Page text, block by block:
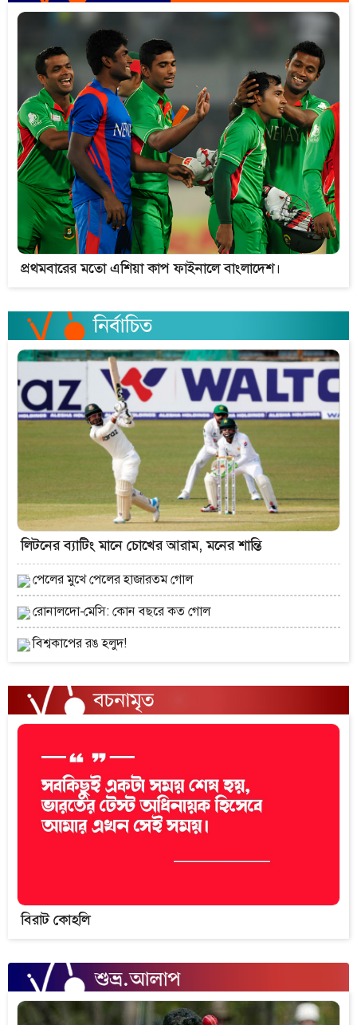
প্রথমবারের মতো এশিয়া কাপ ফাইনালে বাংলাদেশ।
লিটনের ব্যাটিং মানে চোখের আরাম, মনের শান্তি
পেলের মুখে পেলের হাজারতম গোল
রোনালদো-মেসি: কোন বছরে কত গোল
বিশ্বকাপের রঙ হলুদ!
বিরাট কোহলি